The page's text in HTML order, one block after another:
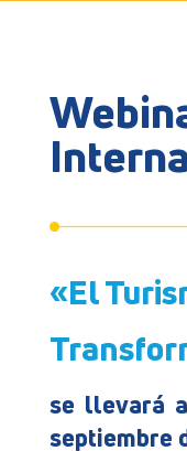
«El
se llevará
septiembre